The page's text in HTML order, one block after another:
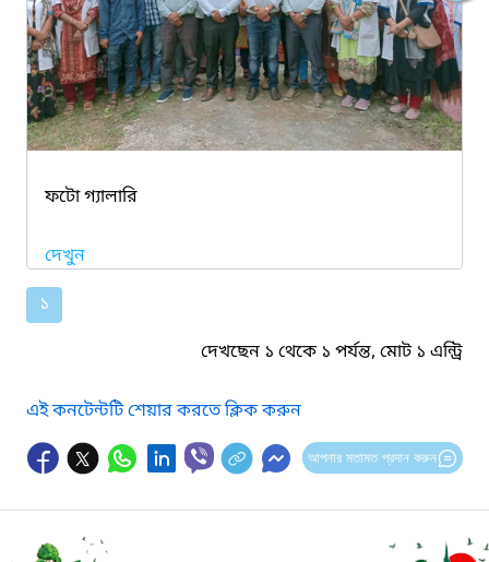
ফটো গ্যালারি
দেখুন
১
দেখছেন ১ থেকে ১ পর্যন্ত, মোট ১ এন্ট্রি
এই কনটেন্টটি শেয়ার করতে ক্লিক করুন
আপনার মতামত প্রদান করুন